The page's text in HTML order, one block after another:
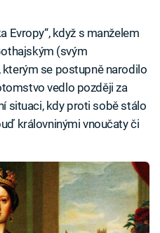
Evropy“, když s manželem
(svým
se postupně narodilo
vedlo později za
situaci, kdy proti sobě stálo
královninými vnoučaty či